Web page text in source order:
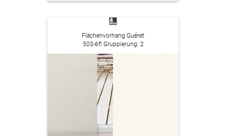
Flächenvorhang Guéret
503-6fl Gruppierung: 2